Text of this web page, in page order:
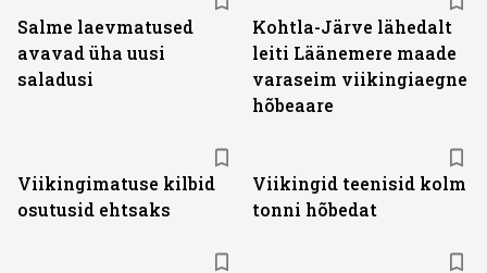
Salme laevmatused
avavad üha uusi
saladusi
Kohtla-Järve lähedalt
leiti Läänemere maade
varaseim viikingiaegne
hõbeaare
Viikingimatuse kilbid
osutusid ehtsaks
Viikingid teenisid kolm
tonni hõbedat